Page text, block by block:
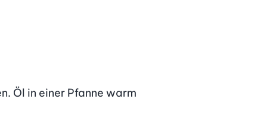
Öl in einer Pfanne warm